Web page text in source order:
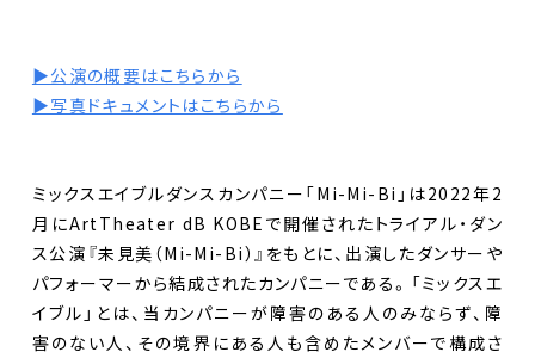
▶︎公演の概要はこちらから
▶︎写真ドキュメントはこちらから
ミックスエイブルダンスカンパニー「Mi-Mi-Bi」は2022年2
月にArtTheater dB KOBEで開催されたトライアル・ダン
ス公演『未見美（Mi-Mi-Bi）』をもとに、出演したダンサーや
パフォーマーから結成されたカンパニーである。「ミックスエ
イブル」とは、当カンパニーが障害のある人のみならず、障
害のない人、その境界にある人も含めたメンバーで構成さ